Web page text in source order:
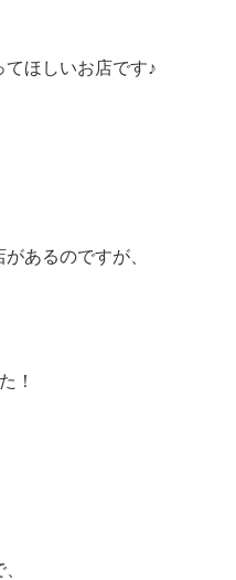
ほしいお店です♪
あるのですが、
！